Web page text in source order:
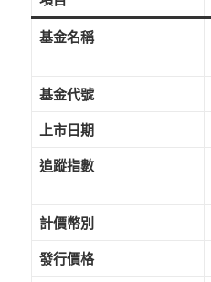
基金名稱
基金代號
上市日期
追蹤指數
計價幣別
發行價格